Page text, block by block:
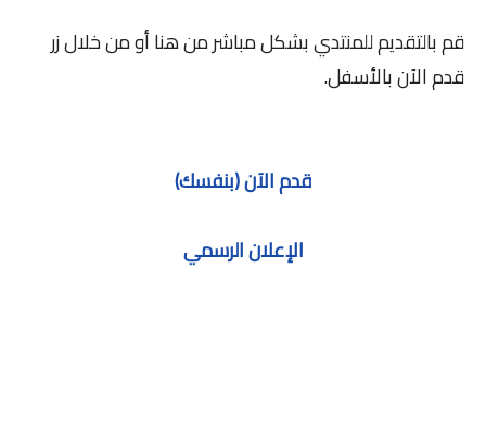
قم بالتقديم للمنتدي بشكل مباشر من هنا أو من خلال زر
قدم الآن بالأسفل.
قدم الآن (بنفسك)
الإعلان الرسمي